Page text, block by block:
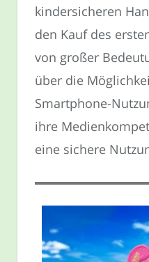
kindersicheren
den Kauf des
von großer
über die
Smartphone-
ihre
eine sichere